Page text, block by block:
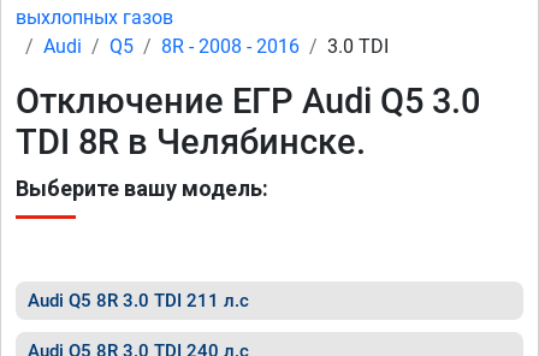
выхлопных газов
Audi
Q5 8R - 2008 - 2016 3.0 TDI
Отключение ЕГР Audi Q5 3.0
TDI 8R в Челябинске.
Выберите вашу модель:
Audi Q5 8R 3.0 TDI 211 л.с
Audi Q5 8R 3.0 TDI 240 л.с